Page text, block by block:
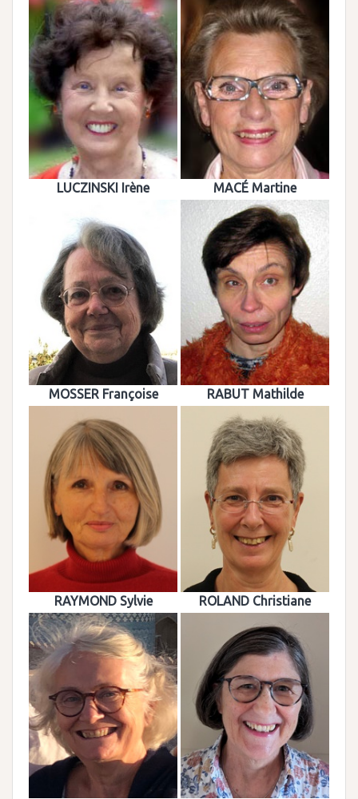
LUCZINSKI Irène MACÉ Martine
MOSSER Françoise RABUT Mathilde
RAYMOND Sylvie ROLAND Christiane